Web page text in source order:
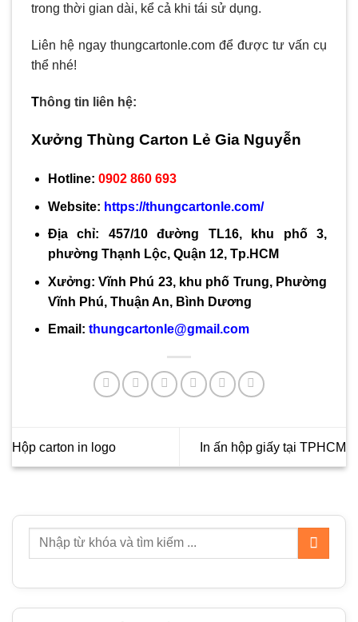
trong thời gian dài, kể cả khi tái sử dụng.
Liên hệ ngay thungcartonle.com để được tư vấn cụ
thể nhé!
Thông tin liên hệ:
Xưởng Thùng Carton Lẻ Gia Nguyễn
Hotline: 0902 860 693
Website: https://thungcartonle.com/
Địa chỉ: 457/10 đường TL16, khu phố 3,
phường Thạnh Lộc, Quận 12, Tp.HCM
Xưởng: Vĩnh Phú 23, khu phố Trung, Phường
Vĩnh Phú, Thuận An, Bình Dương
Email: thungcartonle@gmail.com
Hộp carton in logo In ấn hộp giấy tại TPHCM